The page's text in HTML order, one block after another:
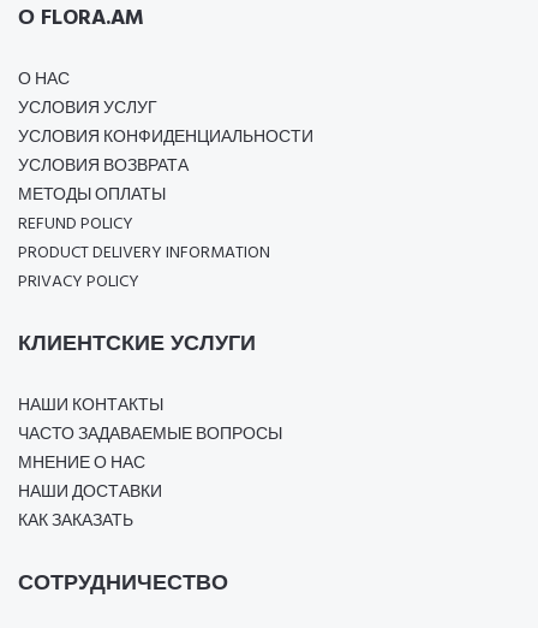
О FLORA.AM
О НАС
УСЛОВИЯ УСЛУГ
УСЛОВИЯ КОНФИДЕНЦИАЛЬНОСТИ
УСЛОВИЯ ВОЗВРАТА
МЕТОДЫ ОПЛАТЫ
REFUND POLICY
PRODUCT DELIVERY INFORMATION
PRIVACY POLICY
КЛИЕНТСКИЕ УСЛУГИ
НАШИ КОНТАКТЫ
ЧАСТО ЗАДАВАЕМЫЕ ВОПРОСЫ
МНЕНИЕ О НАС
НАШИ ДОСТАВКИ
КАК ЗАКАЗАТЬ
СОТРУДНИЧЕСТВО